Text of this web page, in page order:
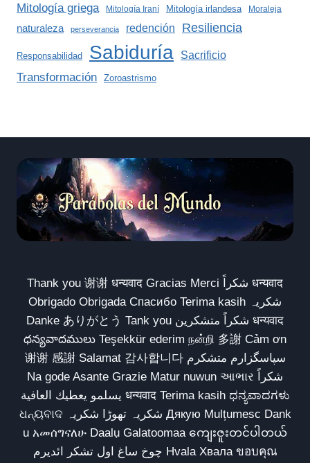
Mitología griega Mitología Iraní Mitología irlandesa Moraleja
naturaleza perseverancia redención Resiliencia
Responsabilidad Sabiduría Sacrificio
Transformación Zoroastrismo
Thank you 谢谢 धन्यवाद Gracias Merci شكراً धन्यवाद
Obrigado Obrigada Спасибо Terima kasih شکریہ
Danke ありがとう Tank you شكراً متشكرين धन्यवाद
ధన్యవాదములు Teşekkür ederim நன்றி 多謝 Cảm ơn
谢谢 感謝 Salamat 감사합니다 سپاسگزارم متشکرم
Na gode Asante Grazie Matur nuwun આભાર شكراً
يسلمو يعطيك العافية धन्यवाद Terima kasih ಧನ್ಯವಾದಗಳು
ଧନ୍ୟବାଦ شکریہ تھوڑا شکریہ Дякую Mulțumesc Dank
u አመሰግናለሁ Daalụ Galatoomaa ကျေးဇူးတင်ပါတယ်
چوخ ساغ اول تشکر ائدیرم Hvala Хвала ขอบคุณ